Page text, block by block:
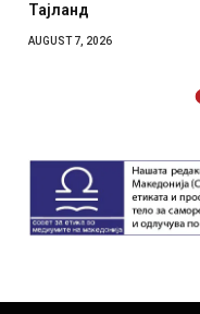
Тајланд
AUGUST 7, 2026